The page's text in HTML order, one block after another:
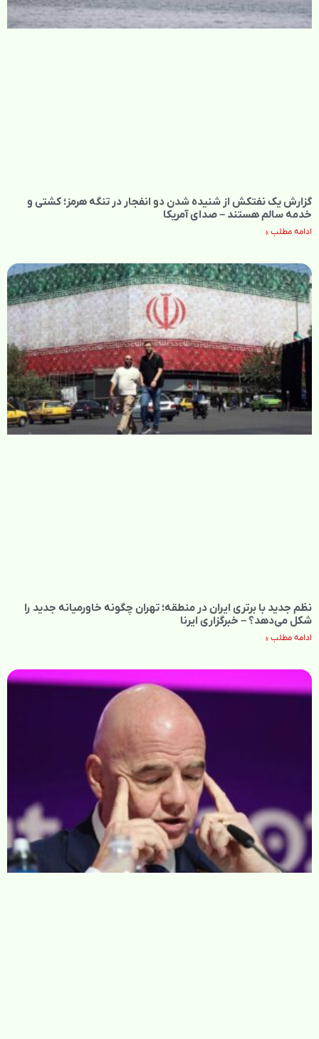
گزارش یک نفتکش از شنیده شدن دو انفجار در تنگه هرمز؛ کشتی و
خدمه سالم هستند – صدای آمریکا
ادامه مطلب »
نظم جدید با برتری ایران در منطقه؛ تهران چگونه خاورمیانه جدید را
شکل می‌دهد؟ – خبرگزاری ایرنا
ادامه مطلب »